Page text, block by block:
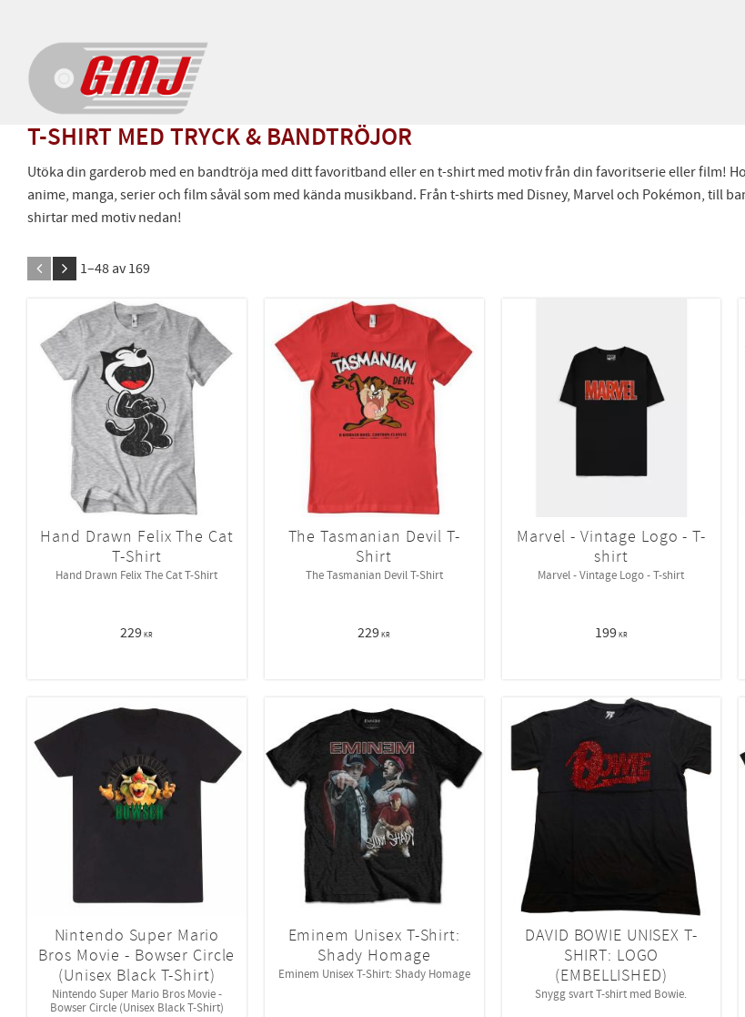
T-SHIRT MED TRYCK & BANDTRÖJOR
Utöka din garderob med en bandtröja med ditt favoritband eller en t-shirt med motiv från din favoritserie eller film!
anime, manga, serier och film såväl som med kända musikband. Från t-shirts med Disney, Marvel och Pokémon, till
shirtar med motiv nedan!
1–48 av 169
Hand Drawn Felix The Cat
T-Shirt
Hand Drawn Felix The Cat T-Shirt
229KR
The Tasmanian Devil T-
Shirt
The Tasmanian Devil T-Shirt
229KR
Marvel - Vintage Logo - T-
shirt
Marvel - Vintage Logo - T-shirt
199KR
Nintendo Super Mario
Bros Movie - Bowser Circle
(Unisex Black T-Shirt)
Nintendo Super Mario Bros Movie -
Bowser Circle (Unisex Black T-Shirt)
Eminem Unisex T-Shirt:
Shady Homage
Eminem Unisex T-Shirt: Shady Homage
DAVID BOWIE UNISEX T-
SHIRT: LOGO
(EMBELLISHED)
Snygg svart T-shirt med Bowie.